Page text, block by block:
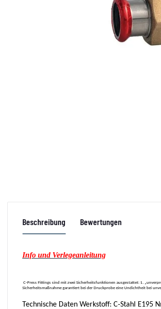
Beschreibung Bewertungen
Info und Verlegeanleitung
C-Press Fittings sind mit zwei Sicherheitsfunktionen ausgestattet: 1.
Sicherheitsmaßnahme garantiert bei der Druckprobe eine Undichtheit bei
Technische Daten Werkstoff: C-Stahl E195